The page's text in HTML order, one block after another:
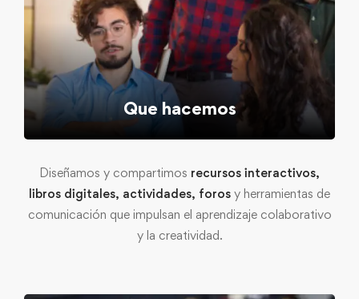
Que hacemos
Diseñamos y compartimos recursos interactivos,
libros digitales, actividades, foros y herramientas de
comunicación que impulsan el aprendizaje colaborativo
y la creatividad.